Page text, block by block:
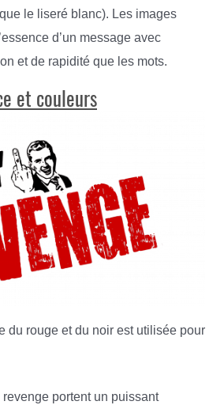
le liseré blanc). Les images
d’un message avec
et de rapidité que les mots.
et couleurs
du rouge et du noir est utilisée pour
portent un puissant